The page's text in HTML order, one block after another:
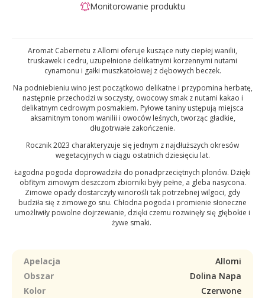
Monitorowanie produktu
Aromat Cabernetu z Allomi oferuje kuszące nuty ciepłej wanilii,
truskawek i cedru, uzupełnione delikatnymi korzennymi nutami
cynamonu i gałki muszkatołowej z dębowych beczek.
Na podniebieniu wino jest początkowo delikatne i przypomina herbatę,
następnie przechodzi w soczysty, owocowy smak z nutami kakao i
delikatnym cedrowym posmakiem. Pyłowe taniny ustępują miejsca
aksamitnym tonom wanilii i owoców leśnych, tworząc gładkie,
długotrwałe zakończenie.
Rocznik 2023 charakteryzuje się jednym z najdłuższych okresów
wegetacyjnych w ciągu ostatnich dziesięciu lat.
Łagodna pogoda doprowadziła do ponadprzeciętnych plonów. Dzięki
obfitym zimowym deszczom zbiorniki były pełne, a gleba nasycona.
Zimowe opady dostarczyły winorośli tak potrzebnej wilgoci, gdy
budziła się z zimowego snu. Chłodna pogoda i promienie słoneczne
umożliwiły powolne dojrzewanie, dzięki czemu rozwinęły się głębokie i
żywe smaki.
Apelacja
Allomi
Obszar
Dolina Napa
Kolor
Czerwone